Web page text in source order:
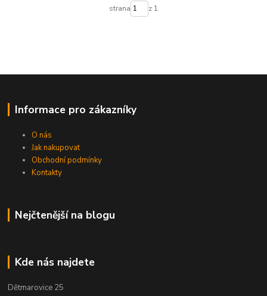
strana z 1
Informace pro zákazníky
O nás
Jak nakupovat
Obchodní podmínky
Kontakty
Nejčtenější na blogu
Kde nás najdete
Dětmarovice 25